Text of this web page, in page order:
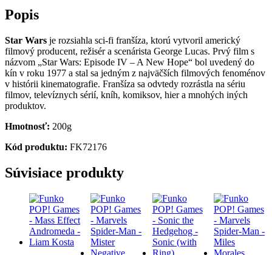
Popis
Star Wars je rozsiahla sci-fi franšíza, ktorú vytvoril americký
filmový producent, režisér a scenárista George Lucas. Prvý film s
názvom „Star Wars: Episode IV – A New Hope“ bol uvedený do
kín v roku 1977 a stal sa jedným z najväčších filmových fenoménov
v histórii kinematografie. Franšíza sa odvtedy rozrástla na sériu
filmov, televíznych sérií, kníh, komiksov, hier a mnohých iných
produktov.
Hmotnosť: 200g
Kód produktu: FK72176
Súvisiace produkty